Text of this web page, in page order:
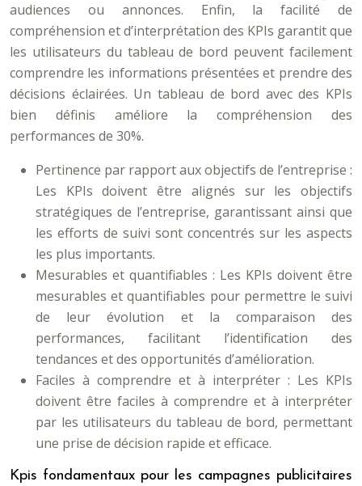
audiences ou annonces. Enfin, la facilité de
compréhension et d’interprétation des KPIs garantit que
les utilisateurs du tableau de bord peuvent facilement
comprendre les informations présentées et prendre des
décisions éclairées. Un tableau de bord avec des KPIs
bien définis améliore la compréhension des
performances de 30%.
Pertinence par rapport aux objectifs de l’entreprise :
Les KPIs doivent être alignés sur les objectifs
stratégiques de l’entreprise, garantissant ainsi que
les efforts de suivi sont concentrés sur les aspects
les plus importants.
Mesurables et quantifiables : Les KPIs doivent être
mesurables et quantifiables pour permettre le suivi
de leur évolution et la comparaison des
performances, facilitant l’identification des
tendances et des opportunités d’amélioration.
Faciles à comprendre et à interpréter : Les KPIs
doivent être faciles à comprendre et à interpréter
par les utilisateurs du tableau de bord, permettant
une prise de décision rapide et efficace.
Kpis fondamentaux pour les campagnes publicitaires